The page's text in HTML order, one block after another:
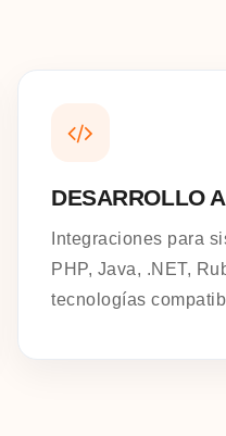
DESARROLLO
Integraciones para
PHP, Java, .NET,
tecnologías